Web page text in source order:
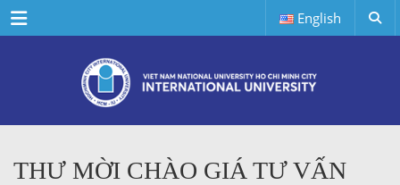
Menu English
THƯ MỜI CHÀO GIÁ TƯ VẤN